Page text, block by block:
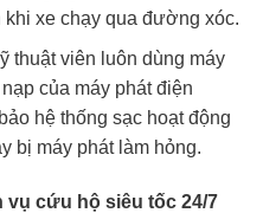
xe chạy qua đường xóc.
thuật viên luôn dùng máy
của máy phát điện
hệ thống sạc hoạt động
bị máy phát làm hỏng.
vụ cứu hộ siêu tốc 24/7